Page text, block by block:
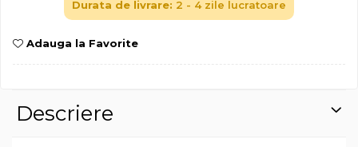
Jocuri geografie
Jocuri STEAM
Durata de livrare: 2 - 4 zile lucratoare
Adauga la Favorite
Descriere